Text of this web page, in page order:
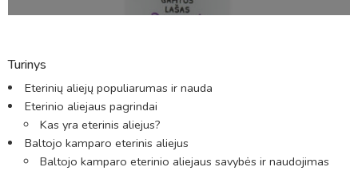
Turinys
Eterinių aliejų populiarumas ir nauda
Eterinio aliejaus pagrindai
Kas yra eterinis aliejus?
Baltojo kamparo eterinis aliejus
Baltojo kamparo eterinio aliejaus savybės ir naudojimas